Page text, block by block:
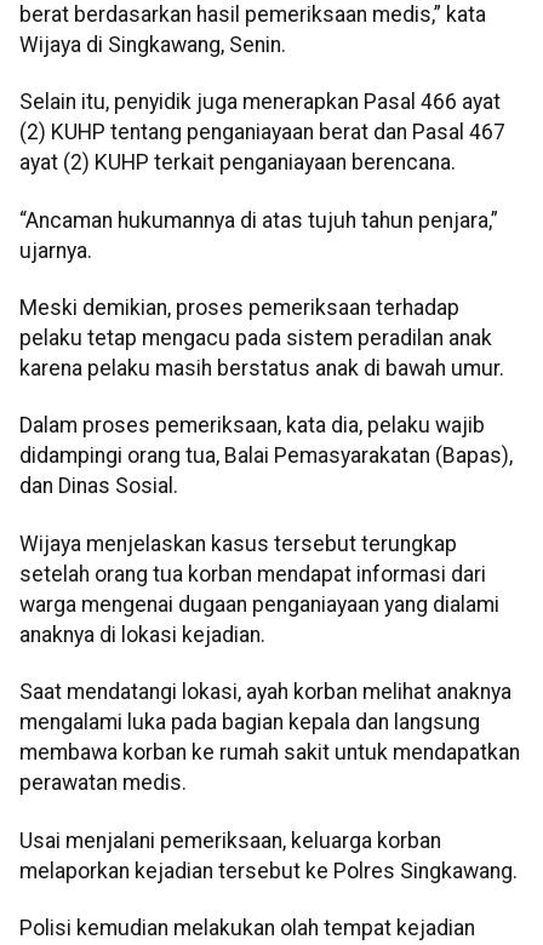
berat berdasarkan hasil pemeriksaan medis,” kata
Wijaya di Singkawang, Senin.
Selain itu, penyidik juga menerapkan Pasal 466 ayat
(2) KUHP tentang penganiayaan berat dan Pasal 467
ayat (2) KUHP terkait penganiayaan berencana.
“Ancaman hukumannya di atas tujuh tahun penjara,”
ujarnya.
Meski demikian, proses pemeriksaan terhadap
pelaku tetap mengacu pada sistem peradilan anak
karena pelaku masih berstatus anak di bawah umur.
Dalam proses pemeriksaan, kata dia, pelaku wajib
didampingi orang tua, Balai Pemasyarakatan (Bapas),
dan Dinas Sosial.
Wijaya menjelaskan kasus tersebut terungkap
setelah orang tua korban mendapat informasi dari
warga mengenai dugaan penganiayaan yang dialami
anaknya di lokasi kejadian.
Saat mendatangi lokasi, ayah korban melihat anaknya
mengalami luka pada bagian kepala dan langsung
membawa korban ke rumah sakit untuk mendapatkan
perawatan medis.
Usai menjalani pemeriksaan, keluarga korban
melaporkan kejadian tersebut ke Polres Singkawang.
Polisi kemudian melakukan olah tempat kejadian